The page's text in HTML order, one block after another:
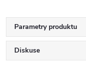
Parametry produktu
Diskuse